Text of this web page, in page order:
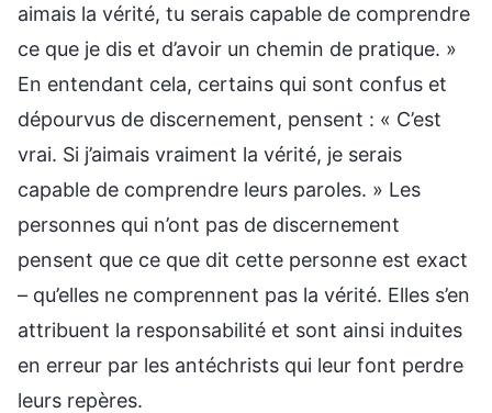
aimais la vérité, tu serais capable de comprendre
ce que je dis et d’avoir un chemin de pratique. »
En entendant cela, certains qui sont confus et
dépourvus de discernement, pensent : « C’est
vrai. Si j’aimais vraiment la vérité, je serais
capable de comprendre leurs paroles. » Les
personnes qui n’ont pas de discernement
pensent que ce que dit cette personne est exact
– qu’elles ne comprennent pas la vérité. Elles s’en
attribuent la responsabilité et sont ainsi induites
en erreur par les antéchrists qui leur font perdre
leurs repères.